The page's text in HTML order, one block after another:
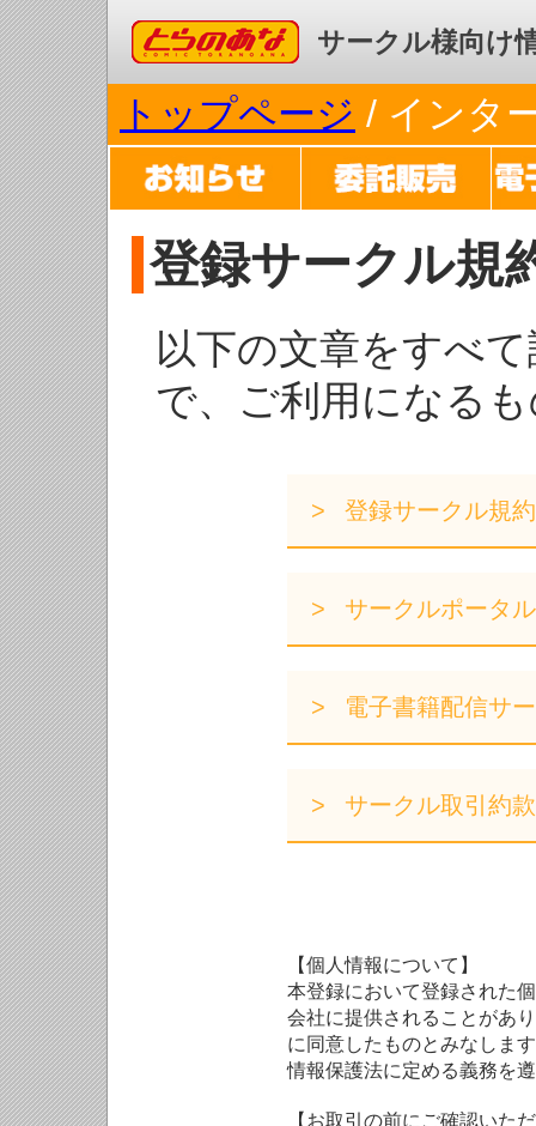
コミックとらのあな サークル様向け
トップページ / インタ
登録サークル規
以下の文章をすべ
で、ご利用になる
登録サークル規約
サークルポータ
電子書籍配信サ
サークル取引約款
【個人情報について】
本登録において登録された
会社に提供されることがあ
に同意したものとみなしま
情報保護法に定める義務を
【お取引の前にご確認いた